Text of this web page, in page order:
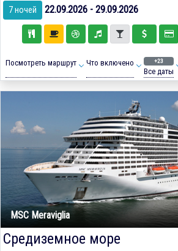
7 ночей 22.09.2026 - 29.09.2026
Посмотреть маршрут Что включено +23
Все даты
MSC Meraviglia
Средиземное море